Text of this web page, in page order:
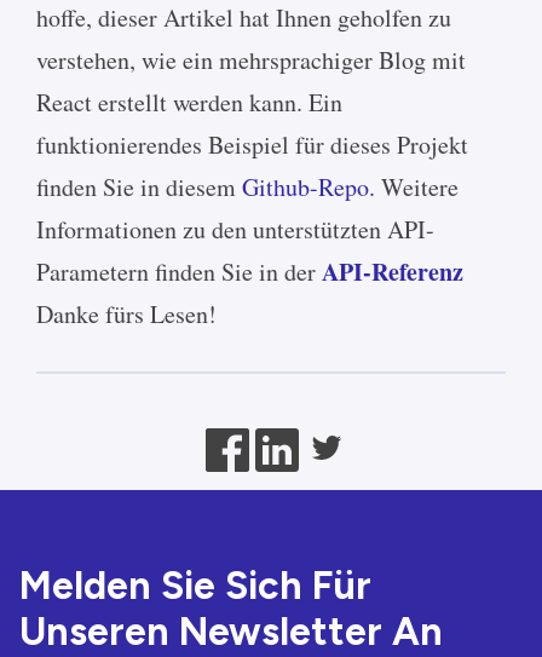
hoffe, dieser Artikel hat Ihnen geholfen zu
verstehen, wie ein mehrsprachiger Blog mit
React erstellt werden kann. Ein
funktionierendes Beispiel für dieses Projekt
finden Sie in diesemGithub-Repo. Weitere
Informationen zu den unterstützten API-
Parametern finden Sie in derAPI-Referenz
Danke fürs Lesen!
Melden Sie Sich Für
Unseren Newsletter An